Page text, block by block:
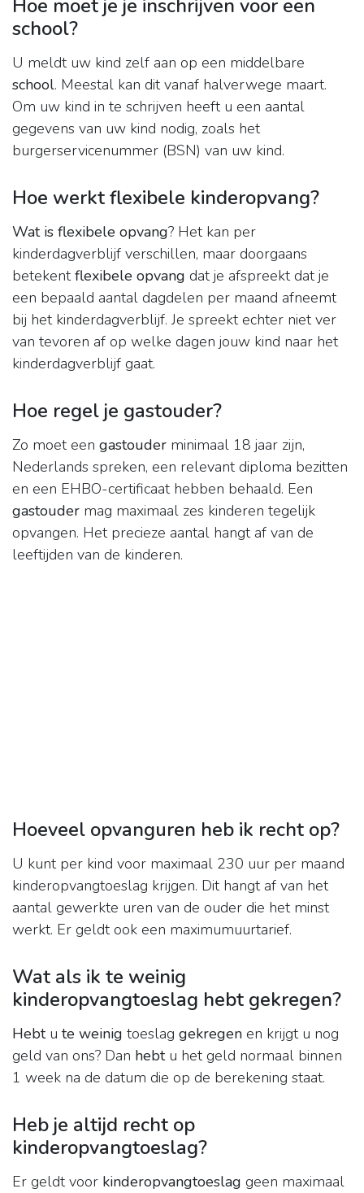
Hoe moet je je inschrijven voor een
school?
U meldt uw kind zelf aan op een middelbare
school. Meestal kan dit vanaf halverwege maart.
Om uw kind in te schrijven heeft u een aantal
gegevens van uw kind nodig, zoals het
burgerservicenummer (BSN) van uw kind.
Hoe werkt flexibele kinderopvang?
Wat is flexibele opvang? Het kan per
kinderdagverblijf verschillen, maar doorgaans
betekentflexibele opvang dat je afspreekt dat je
een bepaald aantal dagdelen per maand afneemt
bij het kinderdagverblijf. Je spreekt echter niet ver
van tevoren af op welke dagen jouw kind naar het
kinderdagverblijf gaat.
Hoe regel je gastouder?
Zo moet een gastouder minimaal 18 jaar zijn,
Nederlands spreken, een relevant diploma bezitten
en een EHBO-certificaat hebben behaald. Een
gastouder mag maximaal zes kinderen tegelijk
opvangen. Het precieze aantal hangt af van de
leeftijden van de kinderen.
Hoeveel opvanguren heb ik recht op?
U kunt per kind voor maximaal 230 uur per maand
kinderopvangtoeslag krijgen. Dit hangt af van het
aantal gewerkte uren van de ouder die het minst
werkt. Er geldt ook een maximumuurtarief.
Wat als ik te weinig
kinderopvangtoeslag hebt gekregen?
Hebtu te weinig toeslag gekregen en krijgt u nog
geld van ons? Dan hebtu het geld normaal binnen
1 week na de datum die op de berekening staat.
Heb je altijd recht op
kinderopvangtoeslag?
Er geldt voor kinderopvangtoeslag geen maximaal